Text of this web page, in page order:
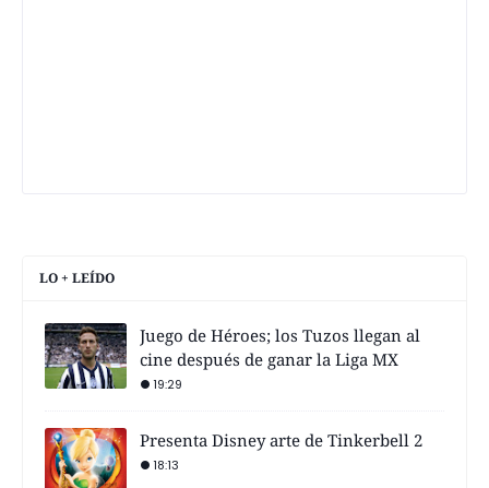
LO + LEÍDO
Juego de Héroes; los Tuzos llegan al
cine después de ganar la Liga MX
19:29
Presenta Disney arte de Tinkerbell 2
18:13